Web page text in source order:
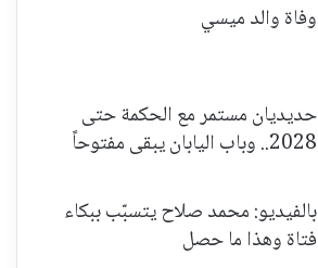
وفاة والد ميسي
حديديان مستمر مع الحكمة حتى
2028.. وباب اليابان يبقى مفتوحاً
بالفيديو: محمد صلاح يتسبّب ببكاء
فتاة وهذا ما حصل